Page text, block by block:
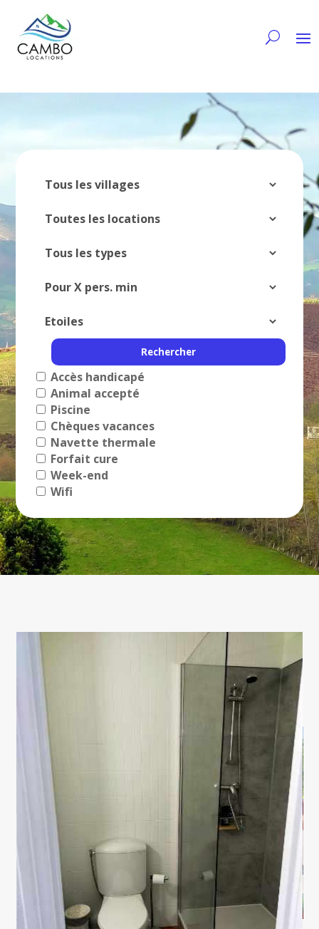
Accès handicapé
Animal accepté
Piscine
Chèques vacances
Navette thermale
Forfait cure
Week-end
Wifi